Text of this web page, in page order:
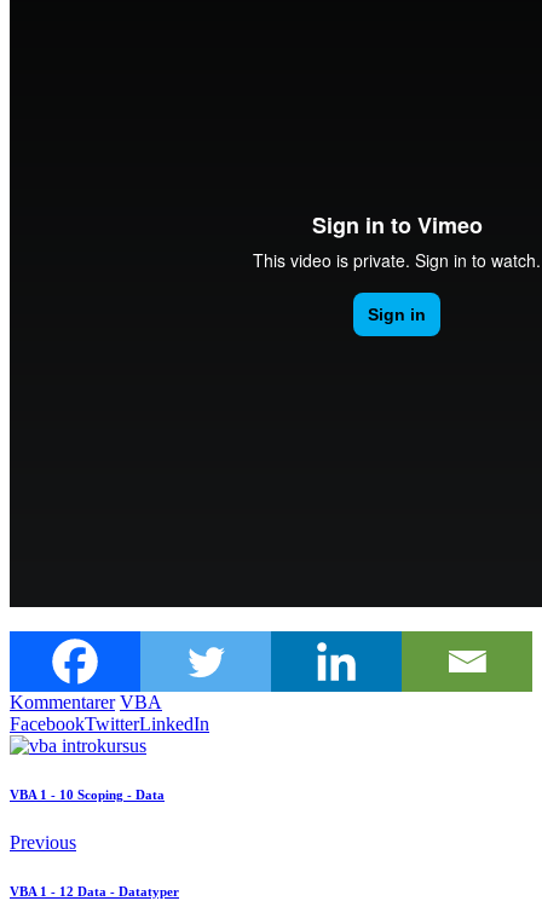
Kommentarer VBA
FacebookTwitterLinkedIn
VBA 1 - 10 Scoping - Data
Previous
VBA 1 - 12 Data - Datatyper